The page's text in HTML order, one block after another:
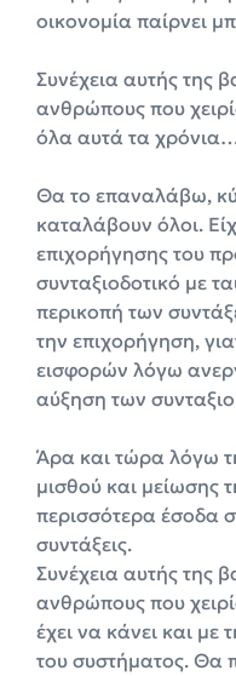
οικονομία παίρνει
Συνέχεια αυτής της
ανθρώπους που
όλα αυτά τα
Θα το επαναλάβω,
καταλάβουν όλοι.
επιχορήγησης του
συνταξιοδοτικό με
περικοπή των
την επιχορήγηση,
εισφορών λόγω
αύξηση των
Άρα και τώρα λόγω
μισθού και μείωσης
περισσότερα έσοδα
συντάξεις.
Συνέχεια αυτής της
ανθρώπους που
έχει να κάνει και με
του συστήματος. Θα